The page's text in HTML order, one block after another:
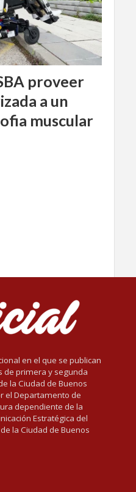
proveer
a un
muscular
en el que se publican
de primera y segunda
la Ciudad de Buenos
el Departamento de
dependiente de la
Estratégica del
la Ciudad de Buenos